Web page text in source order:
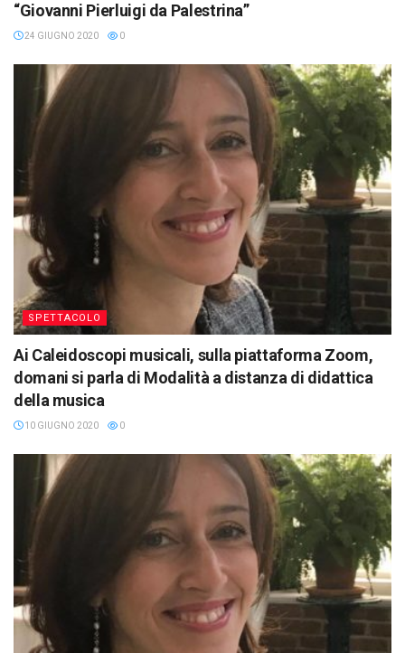
“Giovanni Pierluigi da Palestrina”
24 GIUGNO 2020 0
SPETTACOLO
Ai Caleidoscopi musicali, sulla piattaforma Zoom,
domani si parla di Modalità a distanza di didattica
della musica
10 GIUGNO 2020 0